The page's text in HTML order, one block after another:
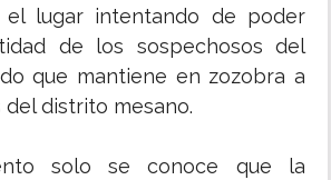
el lugar intentando de poder
de los sospechosos del
que mantiene en zozobra a
distrito mesano.
solo se conoce que la